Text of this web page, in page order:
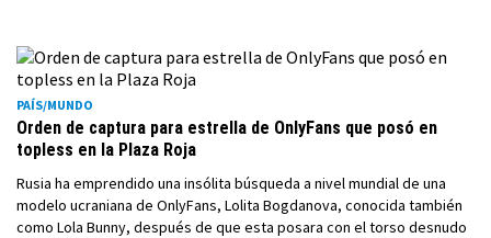
PAÍS/MUNDO
Orden de captura para estrella de OnlyFans que posó en
topless en la Plaza Roja
Rusia ha emprendido una insólita búsqueda a nivel mundial de una
modelo ucraniana de OnlyFans, Lolita Bogdanova, conocida también
como Lola Bunny, después de que esta posara con el torso desnudo